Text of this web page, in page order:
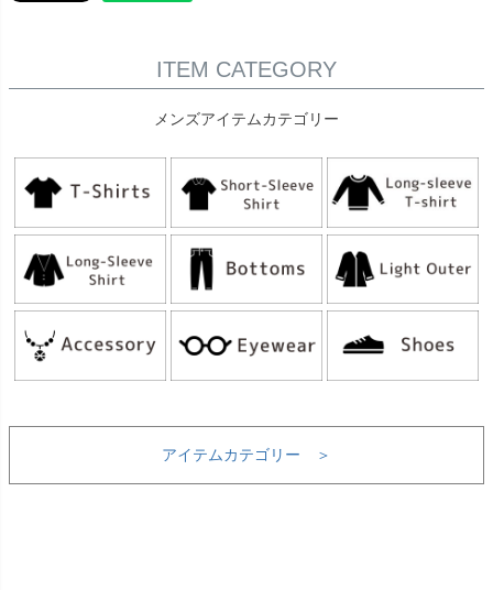
ITEM CATEGORY
メンズアイテムカテゴリー
アイテムカテゴリー ＞